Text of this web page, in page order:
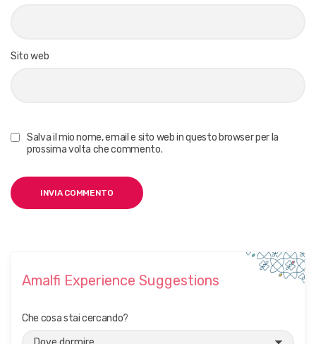
Sito web
Salva il mio nome, email e sito web in questo browser per la
prossima volta che commento.
Amalfi Experience Suggestions
Che cosa stai cercando?